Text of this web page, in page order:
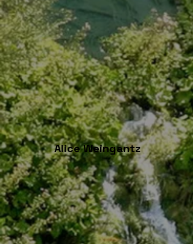
Alice Weingantz